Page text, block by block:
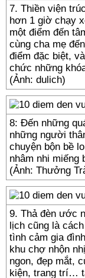
7. Thiền viện
hơn 1 giờ chạy
một điểm đến
cùng cha mẹ
điểm đặc biệt,
chức những
(Ảnh: dulich)
8: Đến những
những người
chuyện bộn bề
nhâm nhi miếng
(Ảnh: Thưởng
9. Thả đèn ước
lịch cũng là
tình cảm gia
khu chợ nhộn
ngon, đẹp mắt,
kiện, trang trí…